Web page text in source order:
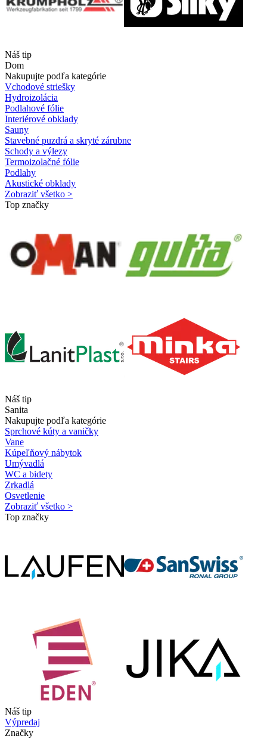
Náš tip
Dom
Nakupujte podľa kategórie
Vchodové striešky
Hydroizolácia
Podlahové fólie
Interiérové obklady
Sauny
Stavebné puzdrá a skryté zárubne
Schody a výlezy
Termoizolačné fólie
Podlahy
Akustické obklady
Zobraziť všetko >
Top značky
Náš tip
Sanita
Nakupujte podľa kategórie
Sprchové kúty a vaničky
Vane
Kúpeľňový nábytok
Umývadlá
WC a bidety
Zrkadlá
Osvetlenie
Zobraziť všetko >
Top značky
Náš tip
Výpredaj
Značky